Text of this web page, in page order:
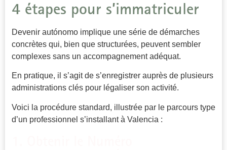
4 étapes pour s’immatriculer
Devenir autónomo implique une série de démarches
concrètes qui, bien que structurées, peuvent sembler
complexes sans un accompagnement adéquat.
En pratique, il s’agit de s’enregistrer auprès de plusieurs
administrations clés pour légaliser son activité.
Voici la procédure standard, illustrée par le parcours type
d’un professionnel s’installant à Valencia :